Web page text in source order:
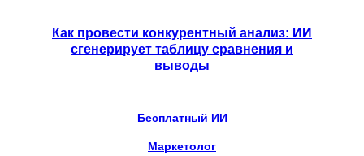
Как провести конкурентный анализ: ИИ
сгенерирует таблицу сравнения и
выводы
Бесплатный ИИ
Маркетолог